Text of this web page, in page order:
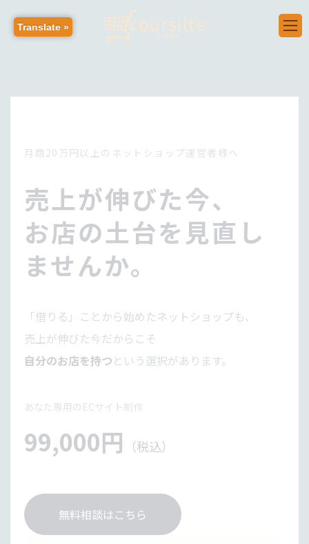
新規EC制作
月商20万円以上のネットショップ運営者様へ
売上が伸びた今、
お店の土台を見直し
ませんか。
「借りる」ことから始めたネットショップも、
売上が伸びた今だからこそ
自分のお店を持つという選択があります。
あなた専用のECサイト制作
99,000円 （税込）
無料相談はこちら
Translate »